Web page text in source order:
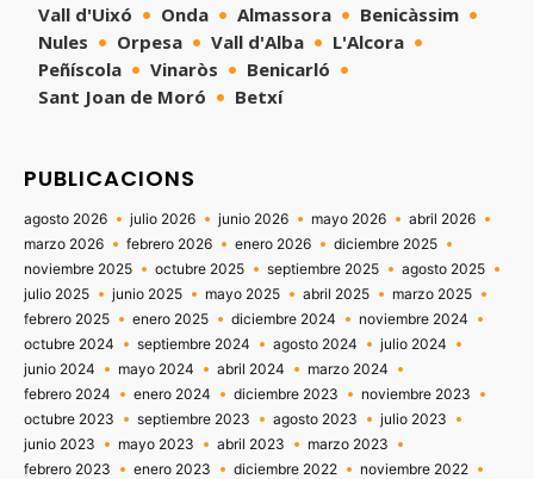
Vall d'Uixó
Onda Almassora
Benicàssim
Nules
Orpesa Vall d'Alba
L'Alcora
Peñíscola
Vinaròs
Benicarló
Sant Joan de Moró
Betxí
PUBLICACIONS
agosto 2026 julio 2026 junio 2026 mayo 2026
abril 2026
marzo 2026
febrero 2026 enero 2026
diciembre 2025
noviembre 2025
octubre 2025 septiembre 2025
agosto 2025
julio 2025
junio 2025 mayo 2025 abril 2025
marzo 2025
febrero 2025
enero 2025 diciembre 2024
noviembre 2024
octubre 2024
septiembre 2024 agosto 2024
julio 2024
junio 2024
mayo 2024 abril 2024
marzo 2024
febrero 2024
enero 2024 diciembre 2023
noviembre 2023
octubre 2023
septiembre 2023 agosto 2023
julio 2023
junio 2023
mayo 2023 abril 2023
marzo 2023
febrero 2023
enero 2023 diciembre 2022
noviembre 2022